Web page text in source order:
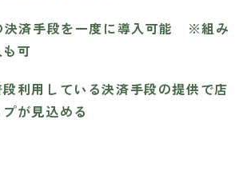
決済手段を一度に導入可能 ※組み
可
段利用している決済手段の提供で店
が見込める